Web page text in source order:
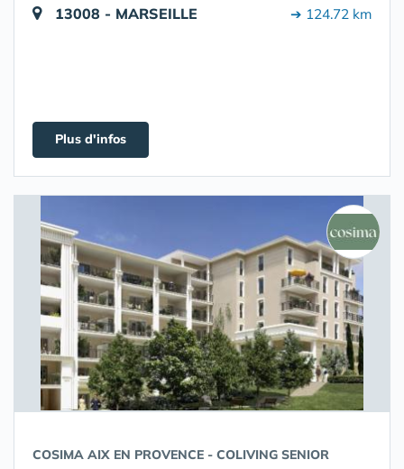
13008 - MARSEILLE ➔ 124.72 km
Plus d'infos
COSIMA AIX EN PROVENCE - COLIVING SENIOR